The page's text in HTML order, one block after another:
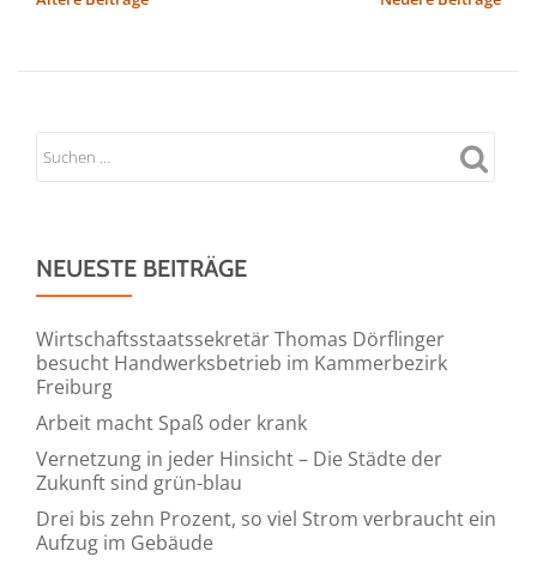
veganer
Nahrungsmittel
NEUESTE BEITRÄGE
Wirtschaftsstaatssekretär Thomas Dörflinger
besucht Handwerksbetrieb im Kammerbezirk
Freiburg
Arbeit macht Spaß oder krank
Vernetzung in jeder Hinsicht – Die Städte der
Zukunft sind grün-blau
Drei bis zehn Prozent, so viel Strom verbraucht ein
Aufzug im Gebäude